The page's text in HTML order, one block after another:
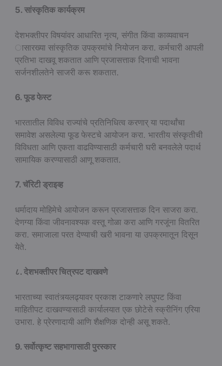
5. सांस्कृतिक कार्यक्रम
देशभक्तीपर विषयांवर आधारित नृत्य, संगीत किंवा काव्यवाचन
ासारख्या सांस्कृतिक उपक्रमांचे नियोजन करा. कर्मचारी आपली
प्रतिभा दाखवू शकतात आणि प्रजासत्ताक दिनाची भावना
सर्जनशीलतेने साजरी करू शकतात.
6. फूड फेस्ट
भारतातील विविध राज्यांचे प्रतिनिधित्व करणार् या पदार्थांचा
समावेश असलेल्या फूड फेस्टचे आयोजन करा. भारतीय संस्कृतीची
विविधता आणि एकता वाढविण्यासाठी कर्मचारी घरी बनवलेले पदार्थ
सामायिक करण्यासाठी आणू शकतात.
7. चॅरिटी ड्राइव्ह
धर्मादाय मोहिमेचे आयोजन करून प्रजासत्ताक दिन साजरा करा.
देणग्या किंवा जीवनावश्यक वस्तू गोळा करा आणि गरजूंना वितरित
करा. समाजाला परत देण्याची खरी भावना या उपक्रमातून दिसून
येते.
८. देशभक्तीपर चित्रपट दाखवणे
भारताच्या स्वातंत्र्यलढ्यावर प्रकाश टाकणारे लघुपट किंवा
माहितीपट दाखवण्यासाठी कार्यालयात एक छोटेसे स्क्रीनिंग एरिया
उभारा. हे प्रेरणादायी आणि शैक्षणिक दोन्ही असू शकते.
9. सर्वोत्कृष्ट सहभागासाठी पुरस्कार